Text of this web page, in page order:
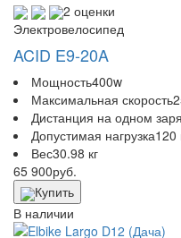
2 оценки
Электровелосипед
ACID E9-20A
Мощность400w
Максимальная скорость
Дистанция на одном
Допустимая нагрузка120
Вес30.98 кг
65 900руб.
Купить
В наличии